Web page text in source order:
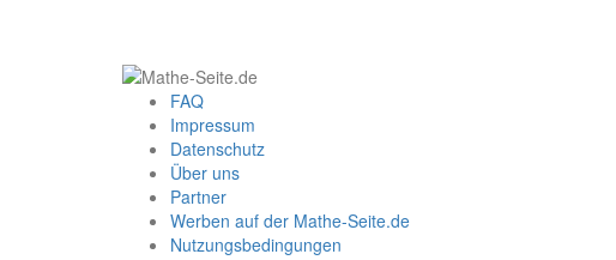
FAQ
Impressum
Datenschutz
Über uns
Partner
Werben auf der Mathe-Seite.de
Nutzungsbedingungen